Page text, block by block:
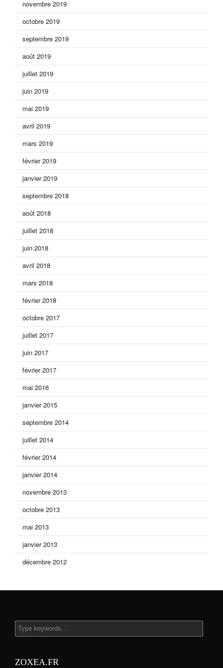
novembre 2019
octobre 2019
septembre 2019
août 2019
juillet 2019
juin 2019
mai 2019
avril 2019
mars 2019
février 2019
janvier 2019
septembre 2018
août 2018
juillet 2018
juin 2018
avril 2018
mars 2018
février 2018
octobre 2017
juillet 2017
juin 2017
février 2017
mai 2016
janvier 2015
septembre 2014
juillet 2014
février 2014
janvier 2014
novembre 2013
octobre 2013
mai 2013
janvier 2013
décembre 2012
ZOXEA.FR